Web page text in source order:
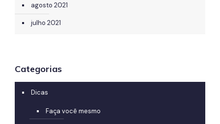
agosto 2021
julho 2021
Categorias
Dicas
Faça você mesmo